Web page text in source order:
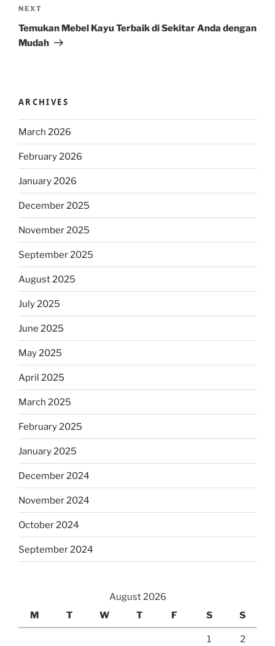
Next
Post
NEXT
Temukan Mebel Kayu Terbaik di Sekitar Anda dengan
Mudah
ARCHIVES
March 2026
February 2026
January 2026
December 2025
November 2025
September 2025
August 2025
July 2025
June 2025
May 2025
April 2025
March 2025
February 2025
January 2025
December 2024
November 2024
October 2024
September 2024
August 2026
M
T W T F S S
1 2